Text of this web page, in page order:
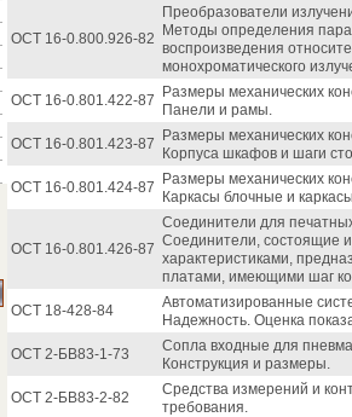
ОСТ 16-0.800.926-82
Преобразователи
Методы определения
воспроизведения
монохроматического
ОСТ 16-0.801.422-87
Размеры механических
Панели и рамы.
ОСТ 16-0.801.423-87
Размеры механических
Корпуса шкафов и шаги
ОСТ 16-0.801.424-87
Размеры механических
Каркасы блочные и
ОСТ 16-0.801.426-87
Соединители для
Соединители, состоящие
характеристиками,
платами, имеющими шаг
ОСТ 18-428-84
Автоматизированные
Надежность. Оценка
ОСТ 2-БВ83-1-73
Сопла входные для
Конструкция и размеры.
ОСТ 2-БВ83-2-82
Средства измерений и
требования.